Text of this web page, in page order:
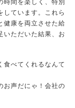
時間を楽しく、特別
しています。これら
健康を両立させた給
いただいた結果、お
食べてくれるなんて
お声だにゃ！会社の